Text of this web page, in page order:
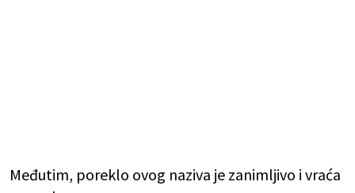
Međutim, poreklo ovog naziva je zanimljivo i vraća